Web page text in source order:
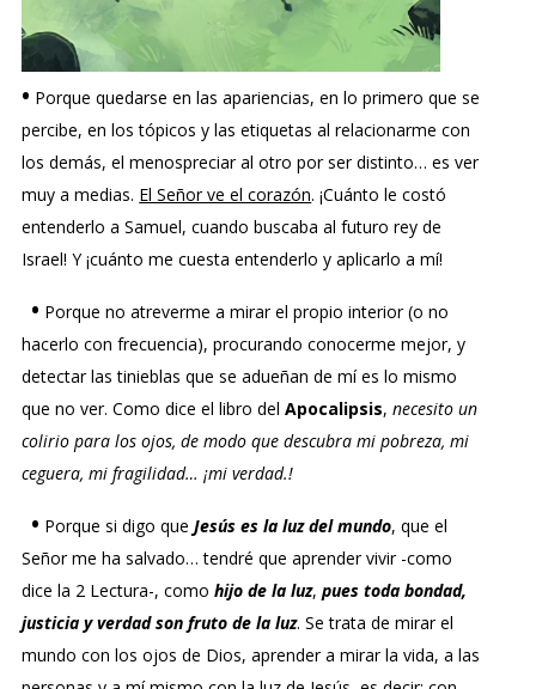
• Porque quedarse en las apariencias, en lo primero que se
percibe, en los tópicos y las etiquetas al relacionarme con
los demás, el menospreciar al otro por ser distinto… es ver
muy a medias. El Señor ve el corazón. ¡Cuánto le costó
entenderlo a Samuel, cuando buscaba al futuro rey de
Israel! Y ¡cuánto me cuesta entenderlo y aplicarlo a mí!
• Porque no atreverme a mirar el propio interior (o no
hacerlo con frecuencia), procurando conocerme mejor, y
detectar las tinieblas que se adueñan de mí es lo mismo
que no ver. Como dice el libro delApocalipsis,necesito un
colirio para los ojos, de modo que descubra mi pobreza, mi
ceguera, mi fragilidad… ¡mi verdad.!
• Porque si digo queJesús es la luz del mundo, que el
Señor me ha salvado… tendré que aprender vivir -como
dice la 2 Lectura-, comohijo de la luz,pues toda bondad,
justicia y verdad son fruto de la luz. Se trata de mirar el
mundo con los ojos de Dios, aprender a mirar la vida, a las